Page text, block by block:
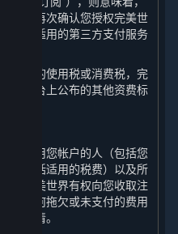
意并再次确认您授权完美世
任何适用的第三方支付服务
类型的使用税或消费税，完
和平台上公布的其他资费标
何使用您帐户的人（包括您
（包括适用的税费）以及所
，完美世界有权向您收取注
。任何拖欠或未支付的费用
前结清。